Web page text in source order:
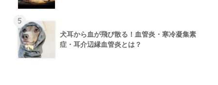
5
犬耳から血が飛び散る！血管炎・寒冷凝集素
症・耳介辺縁血管炎とは？